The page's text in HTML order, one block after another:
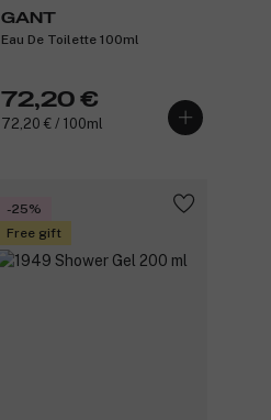
GANT
Eau De Toilette 100ml
72,20 €
72,20 € / 100ml
-25%
Free gift